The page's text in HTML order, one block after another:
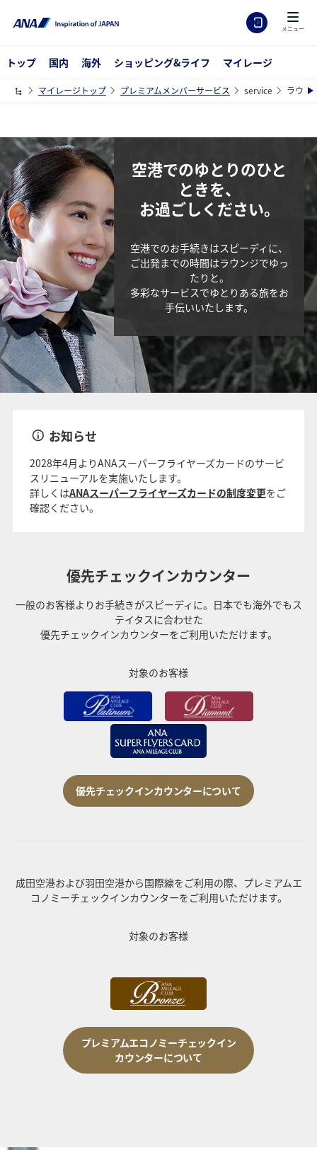
メニュー
トップ 国内 海外 ショッピング&ライフ マイレージ
マイレージトップ プレミアムメンバーサービス service ラウン
空港でのゆとりのひと
ときを、
お過ごしください。
空港でのお手続きはスピーディに、
ご出発までの時間はラウンジでゆっ
たりと。
多彩なサービスでゆとりある旅をお
手伝いいたします。
お知らせ
2028年4月よりANAスーパーフライヤーズカードのサービ
スリニューアルを実施いたします。
詳しくはANAスーパーフライヤーズカードの制度変更をご
確認ください。
優先チェックインカウンター
一般のお客様よりお手続きがスピーディに。日本でも海外でもス
テイタスに合わせた
優先チェックインカウンターをご利用いただけます。
対象のお客様
優先チェックインカウンターについて
成田空港および羽田空港から国際線をご利用の際、プレミアムエ
コノミーチェックインカウンターをご利用いただけます。
対象のお客様
プレミアムエコノミーチェックイン
カウンターについて